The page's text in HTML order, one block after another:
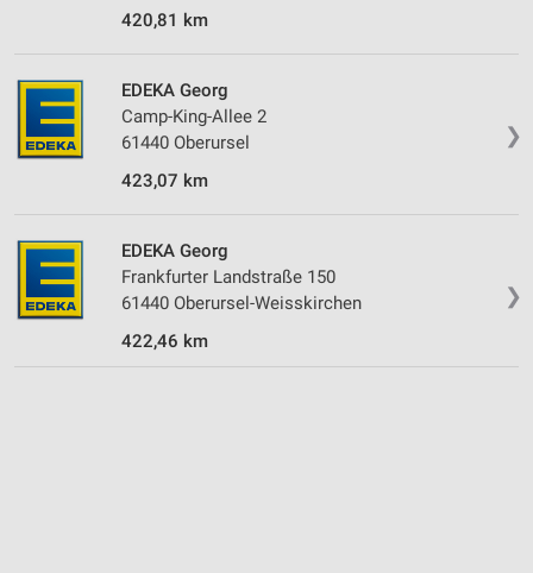
420,81 km
❯
EDEKA Georg
Camp-King-Allee 2
61440 Oberursel
423,07 km
❯
EDEKA Georg
Frankfurter Landstraße 150
61440 Oberursel-Weisskirchen
422,46 km